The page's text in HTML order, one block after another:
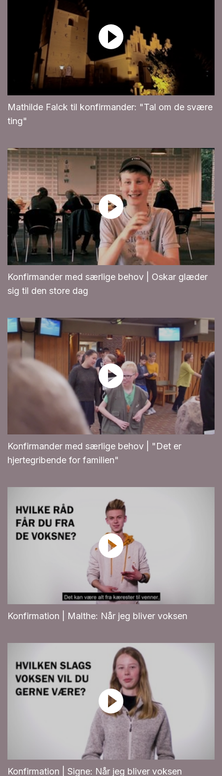
Mathilde Falck til konfirmander: "Tal om de svære
ting"
Konfirmander med særlige behov | Oskar glæder
sig til den store dag
Konfirmander med særlige behov | "Det er
hjertegribende for familien"
Konfirmation | Malthe: Når jeg bliver voksen
Konfirmation | Signe: Når jeg bliver voksen